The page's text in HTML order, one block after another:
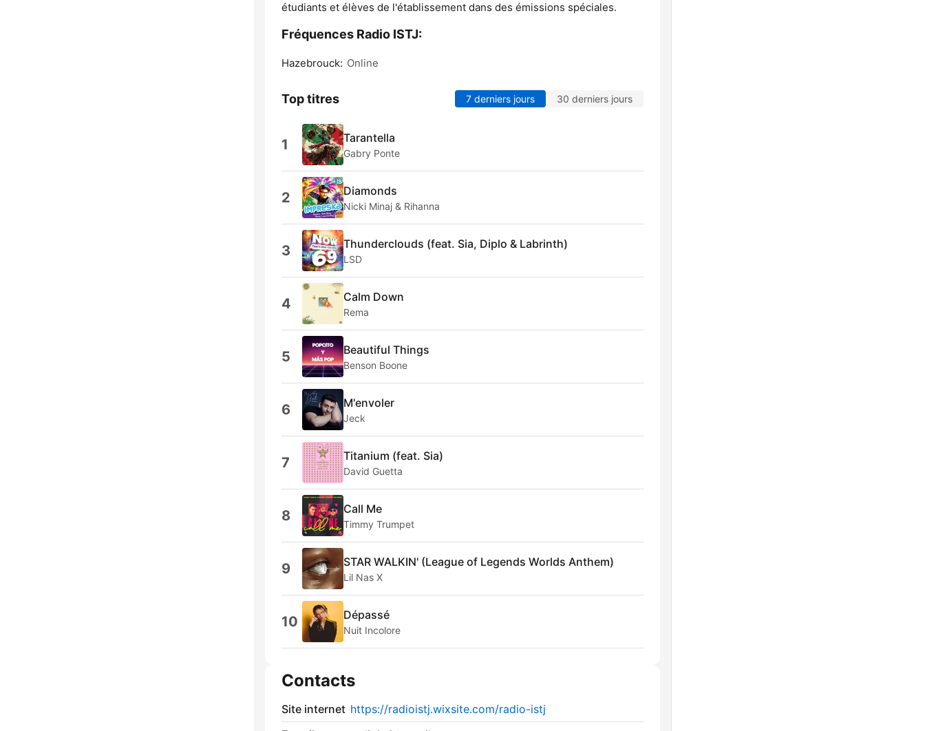
étudiants et élèves de l'établissement dans des émissions spéciales.
Fréquences Radio ISTJ:
Hazebrouck: Online
Top titres 7 derniers jours 30 derniers jours
1 Tarantella
Gabry Ponte
2 Diamonds
Nicki Minaj & Rihanna
3 Thunderclouds (feat. Sia, Diplo & Labrinth)
LSD
4 Calm Down
Rema
5 Beautiful Things
Benson Boone
6 M'envoler
Jeck
7 Titanium (feat. Sia)
David Guetta
8 Call Me
Timmy Trumpet
9 STAR WALKIN' (League of Legends Worlds Anthem)
Lil Nas X
10 Dépassé
Nuit Incolore
Contacts
Site internet https://radioistj.wixsite.com/radio-istj